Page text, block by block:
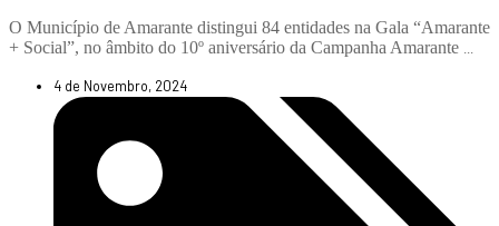
O Município de Amarante distingui 84 entidades na Gala “Amarante
+ Social”, no âmbito do 10º aniversário da Campanha Amarante
4 de Novembro, 2024